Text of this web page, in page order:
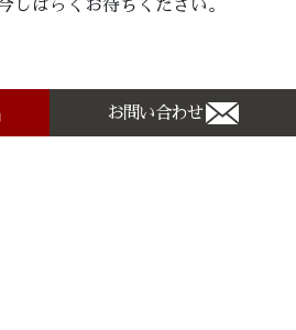
しばらくお待ちください。
お問い合わせ